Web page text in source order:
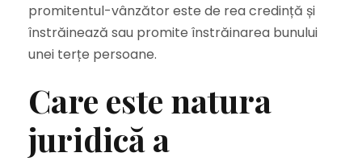
promitentul-vânzător este de rea credință și
înstrăinează sau promite înstrăinarea bunului
unei terțe persoane.
Care este natura
juridică a